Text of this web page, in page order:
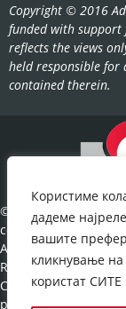
Користиме
дадеме
вашите
кликнување на
користат
Copyright © 2016
funded with support
reflects the views
held responsible for
contained therein.
©2022-
cov.gov.mk.
All Rights
Reserved.
Cookies
policy©